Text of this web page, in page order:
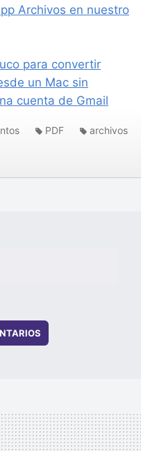
Archivos en nuestro
para convertir
un Mac sin
cuenta de Gmail
PDF archivos